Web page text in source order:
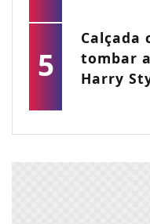
5
Calçada
tombar
Harry